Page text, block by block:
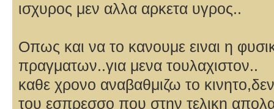
ισχυρος μεν αλλα αρκετα υγρος..
Οπως και να το κανουμε ειναι η
πραγματων..για μενα τουλαχιστον..
καθε χρονο αναβαθμιζω το
του εσπρεσσο που στην τελικη